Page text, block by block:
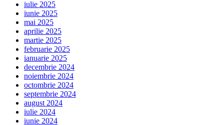
iulie 2025
iunie 2025
mai 2025
aprilie 2025
martie 2025
februarie 2025
ianuarie 2025
decembrie 2024
noiembrie 2024
octombrie 2024
septembrie 2024
august 2024
iulie 2024
iunie 2024